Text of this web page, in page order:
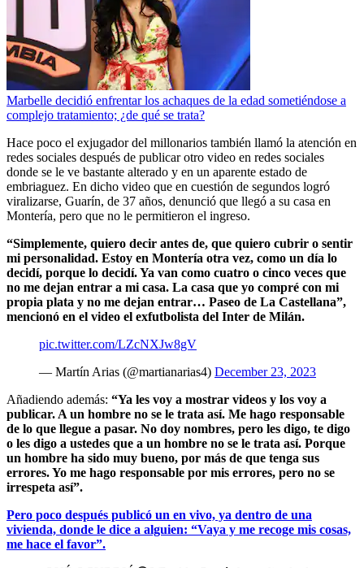
Marbelle decidió enfrentar los achaques de la edad sometiéndose a
complejo tratamiento; ¿de qué se trata?
Hace poco el exjugador del millonarios también llamó la atención en
redes sociales después de publicar otro video en redes sociales
donde se le ve bastante alterado y en un aparente estado de
embriaguez. En dicho video que en cuestión de segundos logró
viralizarse, Guarín, de 37 años, denunció que llegó a su casa en
Montería, pero que no le permitieron el ingreso.
“Simplemente, quiero decir antes de, que quiero cubrir o sentir
mi personalidad. Estoy en Montería otra vez, como un día lo
decidí, porque lo decidí. Ya van como cuatro o cinco veces que
no me dejan entrar a mi casa. La casa que yo compré con mi
propia plata y no me dejan entrar… Paseo de La Castellana”,
mencionó en el video el exfutbolista del Inter de Milán.
pic.twitter.com/LZcNXJw8gV
— Martín Arias (@martianarias4) December 23, 2023
Añadiendo además: “Ya les voy a mostrar videos y los voy a
publicar. A un hombre no se le trata así. Me hago responsable
de lo que llegue a pasar. No doy nombres, pero les digo, te digo
o les digo a ustedes que a un hombre no se le trata así. Porque
un hombre ha sido muy bueno, por más de que tenga sus
errores. Yo me hago responsable por mis errores, pero no se
irrespeta así”.
Pero poco después publicó un en vivo, ya dentro de una
vivienda, donde le dice a alguien: “Vaya y me recoge mis cosas,
me hace el favor”.